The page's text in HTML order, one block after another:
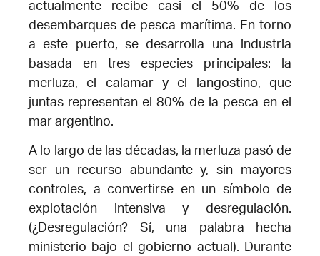
actualmente recibe casi el 50% de los
desembarques de pesca marítima. En torno
a este puerto, se desarrolla una industria
basada en tres especies principales: la
merluza, el calamar y el langostino, que
juntas representan el 80% de la pesca en el
mar argentino.
A lo largo de las décadas, la merluza pasó de
ser un recurso abundante y, sin mayores
controles, a convertirse en un símbolo de
explotación intensiva y desregulación.
(¿Desregulación? Sí, una palabra hecha
ministerio bajo el gobierno actual). Durante